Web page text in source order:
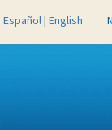
Español| English